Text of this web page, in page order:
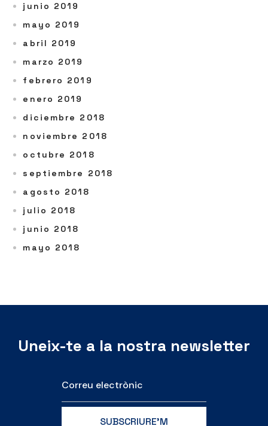
junio 2019
mayo 2019
abril 2019
marzo 2019
febrero 2019
enero 2019
diciembre 2018
noviembre 2018
octubre 2018
septiembre 2018
agosto 2018
julio 2018
junio 2018
mayo 2018
Uneix-te a la nostra newsletter